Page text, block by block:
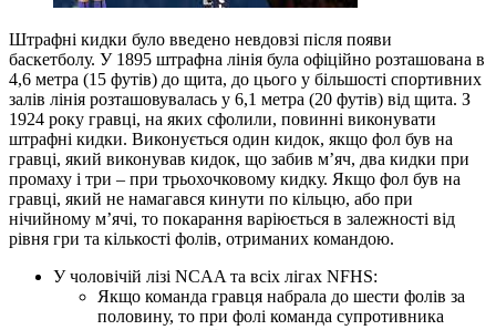
Штрафні кидки було введено невдовзі після появи
баскетболу. У 1895 штрафна лінія була офіційно розташована в
4,6 метра (15 футів) до щита, до цього у більшості спортивних
залів лінія розташовувалась у 6,1 метра (20 футів) від щита. З
1924 року гравці, на яких сфолили, повинні виконувати
штрафні кидки. Виконується один кидок, якщо фол був на
гравці, який виконував кидок, що забив м’яч, два кидки при
промаху і три – при трьохочковому кидку. Якщо фол був на
гравці, який не намагався кинути по кільцю, або при
нічийному м’ячі, то покарання варіюється в залежності від
рівня гри та кількості фолів, отриманих командою.
У чоловічій лізі NCAA та всіх лігах NFHS:
Якщо команда гравця набрала до шести фолів за
половину, то при фолі команда супротивника